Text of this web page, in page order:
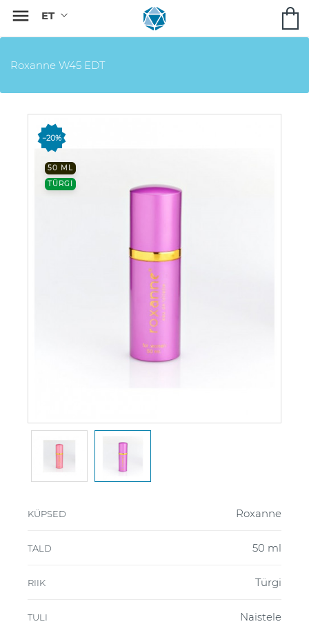

Roxanne W45 EDT
−20%
50 ML
TÜRGI
KÜPSED Roxanne
TALD 50 ml
RIIK Türgi
TULI Naistele